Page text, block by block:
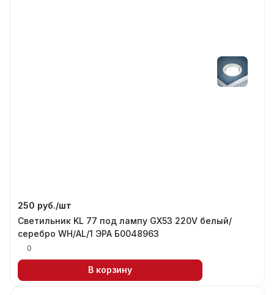
250 руб./шт
Светильник KL 77 под лампу GX53 220V белый/
серебро WH/AL/1 ЭРА Б0048963
0
В корзину